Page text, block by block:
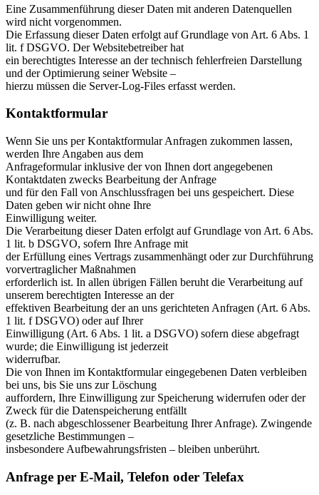
Eine Zusammenführung dieser Daten mit anderen Datenquellen
wird nicht vorgenommen.
Die Erfassung dieser Daten erfolgt auf Grundlage von Art. 6 Abs. 1
lit. f DSGVO. Der Websitebetreiber hat
ein berechtigtes Interesse an der technisch fehlerfreien Darstellung
und der Optimierung seiner Website –
hierzu müssen die Server-Log-Files erfasst werden.
Kontaktformular
Wenn Sie uns per Kontaktformular Anfragen zukommen lassen,
werden Ihre Angaben aus dem
Anfrageformular inklusive der von Ihnen dort angegebenen
Kontaktdaten zwecks Bearbeitung der Anfrage
und für den Fall von Anschlussfragen bei uns gespeichert. Diese
Daten geben wir nicht ohne Ihre
Einwilligung weiter.
Die Verarbeitung dieser Daten erfolgt auf Grundlage von Art. 6 Abs.
1 lit. b DSGVO, sofern Ihre Anfrage mit
der Erfüllung eines Vertrags zusammenhängt oder zur Durchführung
vorvertraglicher Maßnahmen
erforderlich ist. In allen übrigen Fällen beruht die Verarbeitung auf
unserem berechtigten Interesse an der
effektiven Bearbeitung der an uns gerichteten Anfragen (Art. 6 Abs.
1 lit. f DSGVO) oder auf Ihrer
Einwilligung (Art. 6 Abs. 1 lit. a DSGVO) sofern diese abgefragt
wurde; die Einwilligung ist jederzeit
widerrufbar.
Die von Ihnen im Kontaktformular eingegebenen Daten verbleiben
bei uns, bis Sie uns zur Löschung
auffordern, Ihre Einwilligung zur Speicherung widerrufen oder der
Zweck für die Datenspeicherung entfällt
(z. B. nach abgeschlossener Bearbeitung Ihrer Anfrage). Zwingende
gesetzliche Bestimmungen –
insbesondere Aufbewahrungsfristen – bleiben unberührt.
Anfrage per E-Mail, Telefon oder Telefax